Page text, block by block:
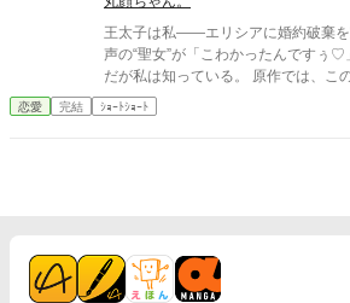
王太子は私――エリシアに婚約破棄
声の“聖女”が「こわかったんですぅ♡
だが私は知っている。 原作では、こ
魔力を吸い取り、 私に冤罪を着せて
優しい家族を守るためにも、同じ結末は
恋愛 完結 ｼｮｰﾄｼｮｰﾄ